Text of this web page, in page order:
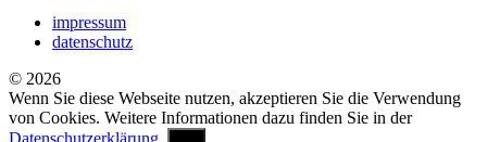
impressum
datenschutz
© 2026
Wenn Sie diese Webseite nutzen, akzeptieren Sie die Verwendung
von Cookies. Weitere Informationen dazu finden Sie in der